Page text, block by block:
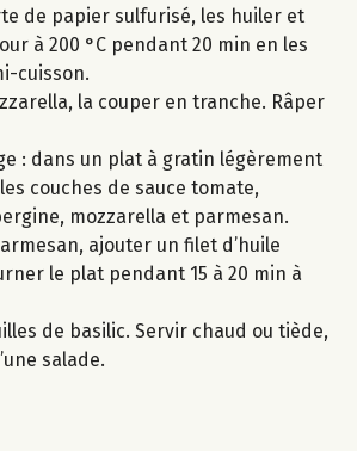
de papier sulfurisé, les huiler et
à 200 °C pendant 20 min en les
cuisson.
la couper en tranche. Râper
: dans un plat à gratin légèrement
couches de sauce tomate,
mozzarella et parmesan.
ajouter un filet d’huile
le plat pendant 15 à 20 min à
de basilic. Servir chaud ou tiède,
salade.